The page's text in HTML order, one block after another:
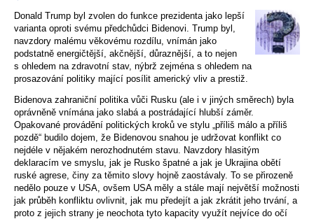
Donald Trump byl zvolen do funkce prezidenta jako lepší
varianta oproti svému předchůdci Bidenovi. Trump byl,
navzdory malému věkovému rozdílu, vnímán jako
podstatně energičtější, akčnější, důraznější, a to nejen
s ohledem na zdravotní stav, nýbrž zejména s ohledem na
prosazování politiky mající posílit americký vliv a prestiž.
Bidenova zahraniční politika vůči Rusku (ale i v jiných směrech) byla
oprávněně vnímána jako slabá a postrádající hlubší záměr.
Opakované provádění politických kroků ve stylu „příliš málo a příliš
pozdě“ budilo dojem, že Bidenovou snahou je udržovat konflikt co
nejdéle v nějakém nerozhodnutém stavu. Navzdory hlasitým
deklaracím ve smyslu, jak je Rusko špatné a jak je Ukrajina obětí
ruské agrese, činy za těmito slovy hojně zaostávaly. To se přirozeně
nedělo pouze v USA, ovšem USA měly a stále mají největší možnosti
jak průběh konfliktu ovlivnit, jak mu předejít a jak zkrátit jeho trvání, a
proto z jejich strany je neochota tyto kapacity využít nejvíce do očí